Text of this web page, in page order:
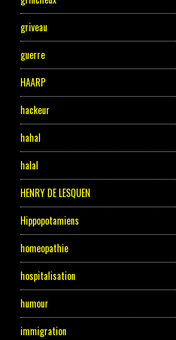
griveau
guerre
HAARP
hackeur
hahal
halal
HENRY DE LESQUEN
Hippopotamiens
homeopathie
hospitalisation
humour
immigration